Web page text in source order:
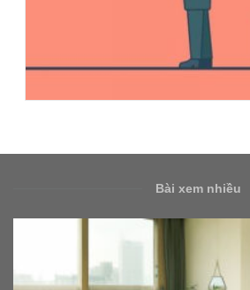
Bài xem nhiều